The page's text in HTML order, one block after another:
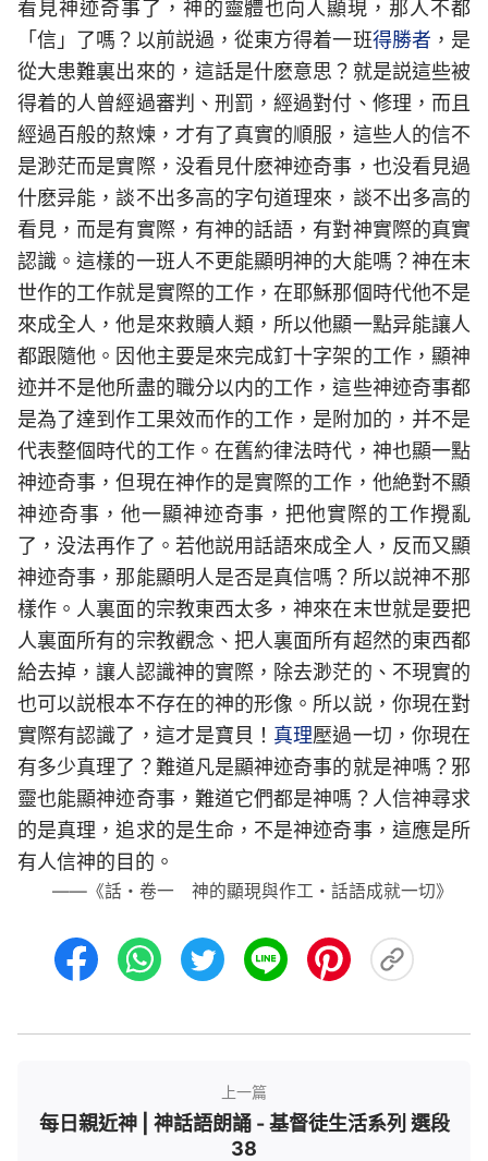
看見神迹奇事了，神的靈體也向人顯現，那人不都
「信」了嗎？以前説過，從東方得着一班得勝者 ，是
從大患難裏出來的，這話是什麽意思？就是説這些被
得着的人曾經過審判、刑罰，經過對付、修理，而且
經過百般的熬煉，才有了真實的順服，這些人的信不
是渺茫而是實際，没看見什麽神迹奇事，也没看見過
什麽异能，談不出多高的字句道理來，談不出多高的
看見，而是有實際，有神的話語，有對神實際的真實
認識。這樣的一班人不更能顯明神的大能嗎？神在末
世作的工作就是實際的工作，在耶穌那個時代他不是
來成全人，他是來救贖人類，所以他顯一點异能讓人
都跟隨他。因他主要是來完成釘十字架的工作，顯神
迹并不是他所盡的職分以内的工作，這些神迹奇事都
是為了達到作工果效而作的工作，是附加的，并不是
代表整個時代的工作。在舊約律法時代，神也顯一點
神迹奇事，但現在神作的是實際的工作，他絶對不顯
神迹奇事，他一顯神迹奇事，把他實際的工作攪亂
了，没法再作了。若他説用話語來成全人，反而又顯
神迹奇事，那能顯明人是否是真信嗎？所以説神不那
樣作。人裏面的宗教東西太多，神來在末世就是要把
人裏面所有的宗教觀念、把人裏面所有超然的東西都
給去掉，讓人認識神的實際，除去渺茫的、不現實的
也可以説根本不存在的神的形像。所以説，你現在對
實際有認識了，這才是寶貝！ 真理壓過一切，你現在
有多少真理了？難道凡是顯神迹奇事的就是神嗎？邪
靈也能顯神迹奇事，難道它們都是神嗎？人信神尋求
的是真理，追求的是生命，不是神迹奇事，這應是所
有人信神的目的。
——《話・卷一 神的顯現與作工・話語成就一切》
上一篇
每日親近神 | 神話語朗誦 - 基督徒生活系列 選段
38